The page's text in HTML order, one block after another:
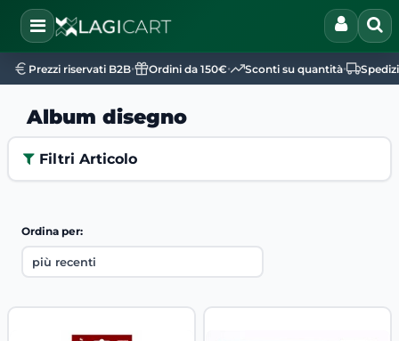
Open
Prezzi riservati B2B• Ordini da 150€• Sconti su quantità•
Album disegno
Filtri Articolo
Ordina per: